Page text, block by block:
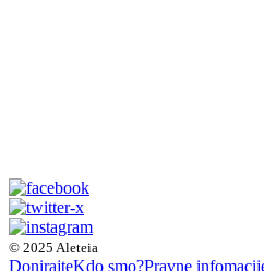
© 2025 Aleteia
DonirajteKdo smo?Pravne